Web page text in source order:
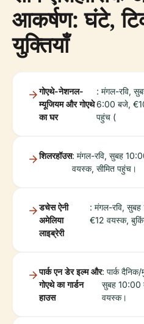
आकर्षण: घंटे,
युक्तियाँ
गोएथे-नेशनल-
म्यूजियम और गोएथे
का घर
: मंगल-रवि,
6:00 बजे,
पहुंच (
शिलरहॉउस: मंगल-रवि, सुबह
वयस्क, सीमित पहुंच।
डचेस ऐनी
अमेलिया
लाइब्रेरी
: मंगल-रवि,
€12 वयस्क,
पार्क एन डेर इल्म और
गोएथे का गार्डन
हाउस
: पार्क
सुबह 10:00
वयस्क।